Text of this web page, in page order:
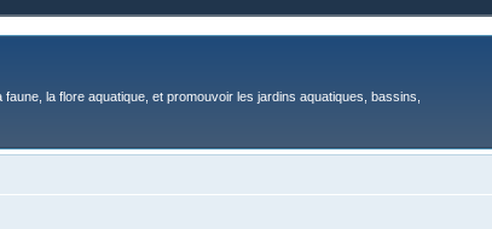
la flore aquatique, et promouvoir les jardins aquatiques, bassins,